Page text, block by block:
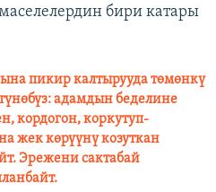
бири катары
пикир калтырууда төмөнкү
адамдын беделине
кордогон, коркутуп-
жек көрүүнү козуткан
Эрежени сактабай